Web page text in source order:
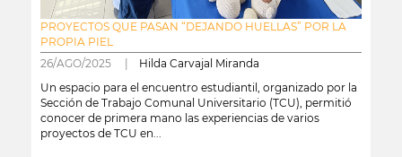
PROYECTOS QUE PASAN “DEJANDO HUELLAS” POR LA
PROPIA PIEL
26/AGO/2025 | Hilda Carvajal Miranda
Un espacio para el encuentro estudiantil, organizado por la
Sección de Trabajo Comunal Universitario (TCU), permitió
conocer de primera mano las experiencias de varios
proyectos de TCU en...